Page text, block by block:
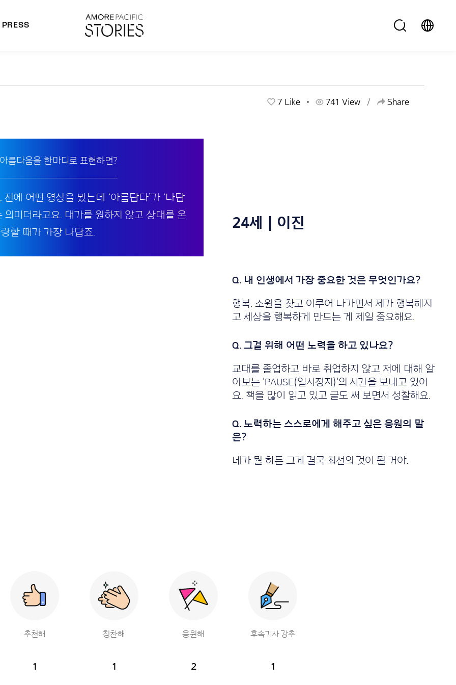
PRESS
7 Like 741 View Share
름다움을 한마디로 표현하면?
전에 어떤 영상을 봤는데 ‘아름답다’가 ‘나답
의미더라고요. 대가를 원하지 않고 상대를 온
할 때가 가장 나답죠.
24세 | 이진
행복. 소원을 찾고 이루어 나가면서 제가 행복해지
고 세상을 행복하게 만드는 게 제일 중요해요.
교대를 졸업하고 바로 취업하지 않고 저에 대해 알
아보는 'PAUSE(일시정지)'의 시간을 보내고 있어
요. 책을 많이 읽고 있고 글도 써 보면서 성찰해요.
네가 뭘 하든 그게 결국 최선의 것이 될 거야.
추천해
1
칭찬해
1
응원해
2
후속기사 강추
1